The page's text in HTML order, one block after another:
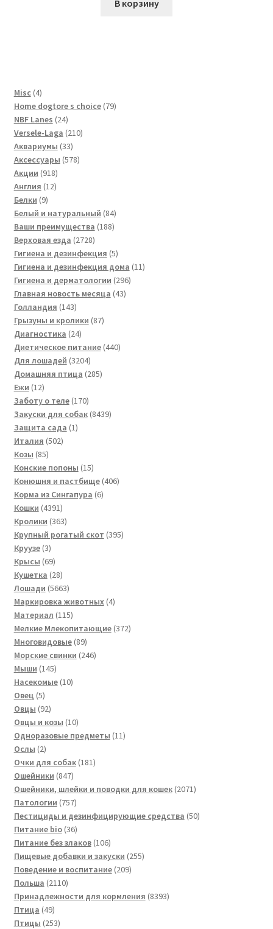
В корзину
Misc 44
товара
Home dogtore s choice 7979
NBF Lanes 2424
товара
Versele-Laga 210210
Аквариумы 3333
товара
Аксессуары 578578
Акции 918918
товаров
Англия 1212
Белки 99
товаров
Белый и натуральный 8484
товара
Ваши преимущества 188188
Верховая езда 27282728
товаров
Гигиена и дезинфекция 55
товаров
Гигиена и дезинфекция дома 1111
Гигиена и дерматологии 296296
Главная новость месяца 4343
Голландия 143143
товара
Грызуны и кролики 8787
Диагностика 2424
товара
Диетическое питание 440440
Для лошадей 32043204
товара
Домашняя птица 285285
Ежи 1212
товаров
Заботу о теле 170170
товаров
Закуски для собак 84398439
Защита сада 11
Италия 502502
Козы 8585
товаров
Конские попоны 1515
товаров
Конюшня и пастбище 406406
Корма из Сингапура 66
Кошки 43914391
товар
Кролики 363363
товара
Крупный рогатый скот 395395
Круузе 33
товара
Крысы 6969
товаров
Кушетка 2828
товаров
Лошади 56635663
товара
Маркировка животных 44
Материал 115115
товаров
Мелкие Млекопитающие 372372
Многовидовые 8989
товаров
Морские свинки 246246
Мыши 145145
товаров
Насекомые 1010
Овец 55
товаров
Овцы 9292
товара
Овцы и козы 1010
товаров
Одноразовые предметы 1111
Ослы 22
товара
Очки для собак 181181
Ошейники 847847
товаров
Ошейники, шлейки и поводки для кошек 20712071
Патологии 757757
товаров
Пестициды и дезинфицирующие средства 5050
Питание bio 3636
товаров
Питание без злаков 106106
товаров
Пищевые добавки и закуски 255255
Поведение и воспитание 209209
Польша 21102110
товаров
Принадлежности для кормления 83938393
Птица 4949
товаров
Птицы 253253